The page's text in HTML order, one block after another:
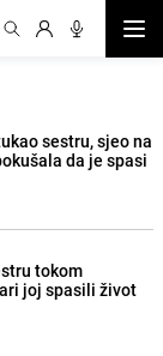
sestru, sjeo na
da je spasi
tokom
joj spasili život